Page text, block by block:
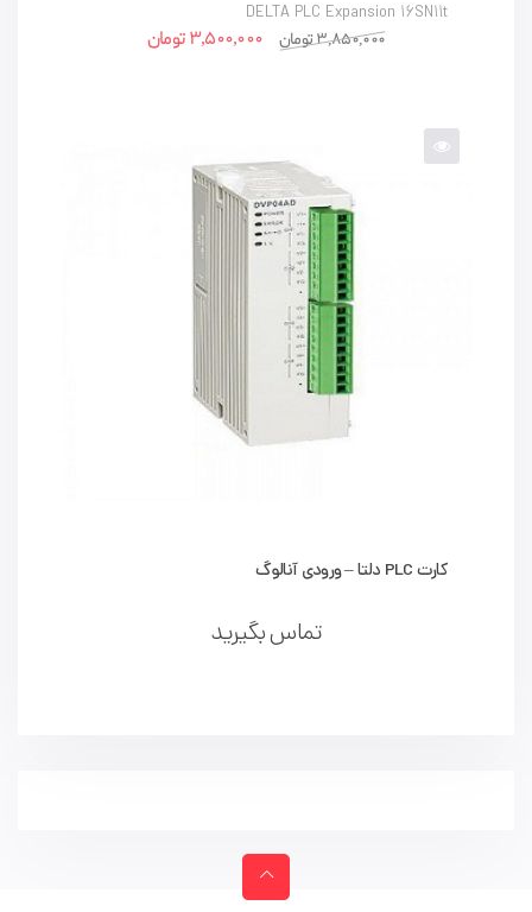
DELTA PLC Expansion 16SN11t
3,850,000تومان 3,500,000 تومان
کارت PLC دلتا – ورودی آنالوگ
تماس بگیرید